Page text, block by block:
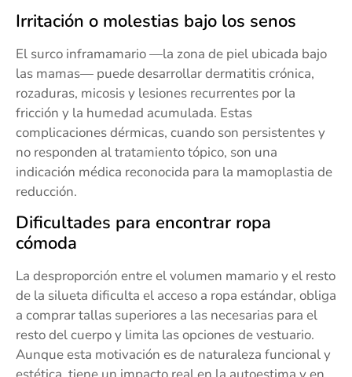
Irritación o molestias bajo los senos
El surco inframamario —la zona de piel ubicada bajo
las mamas— puede desarrollar dermatitis crónica,
rozaduras, micosis y lesiones recurrentes por la
fricción y la humedad acumulada. Estas
complicaciones dérmicas, cuando son persistentes y
no responden al tratamiento tópico, son una
indicación médica reconocida para la mamoplastia de
reducción.
Dificultades para encontrar ropa
cómoda
La desproporción entre el volumen mamario y el resto
de la silueta dificulta el acceso a ropa estándar, obliga
a comprar tallas superiores a las necesarias para el
resto del cuerpo y limita las opciones de vestuario.
Aunque esta motivación es de naturaleza funcional y